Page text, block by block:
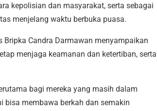
kepolisian dan masyarakat, serta sebagai
menjelang waktu berbuka puasa.
Candra Darmawan menyampaikan
menjaga keamanan dan ketertiban, serta
bagi mereka yang masih dalam
bisa membawa berkah dan semakin